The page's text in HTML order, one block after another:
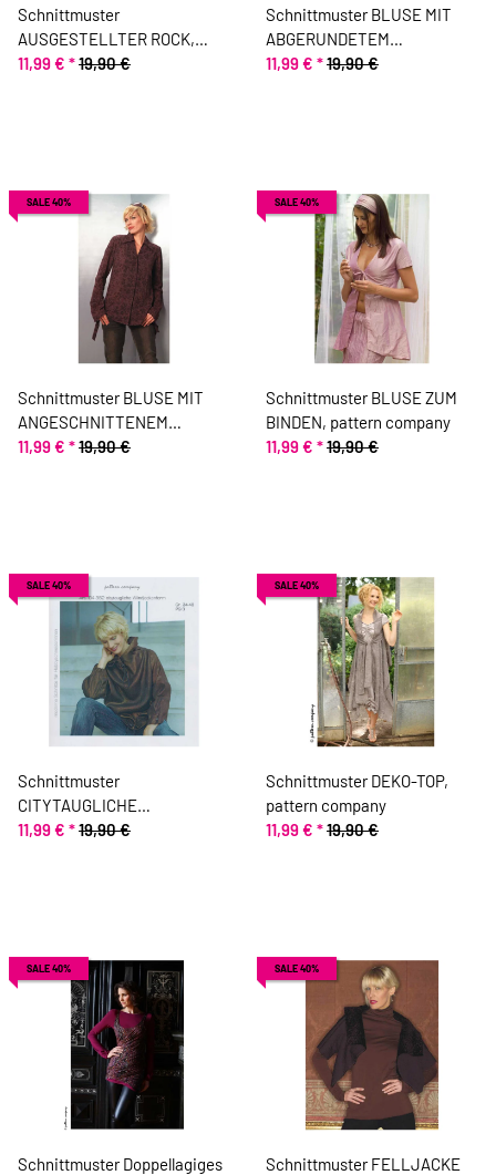
Schnittmuster
AUSGESTELLTER ROCK,
pattern company
11,99 € *19,90 €
Schnittmuster BLUSE MIT
ABGERUNDETEM
SAUMVERLAUF, pattern
11,99 € *19,90 €
SALE 40%
Schnittmuster BLUSE MIT
ANGESCHNITTENEM
KRAGEN, pattern company
11,99 € *19,90 €
SALE 40%
Schnittmuster BLUSE ZUM
BINDEN, pattern company
11,99 € *19,90 €
SALE 40%
Schnittmuster
CITYTAUGLICHE
WINDJACKE, pattern
11,99 € *19,90 €
SALE 40%
Schnittmuster DEKO-TOP,
pattern company
11,99 € *19,90 €
SALE 40%
Schnittmuster Doppellagiges
SALE 40%
Schnittmuster FELLJACKE